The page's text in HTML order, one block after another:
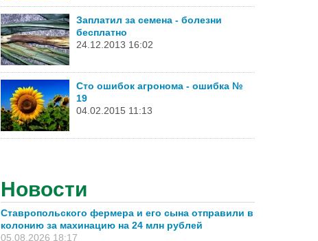
Заплатил за семена - болезни
бесплатно
24.12.2013 16:02
Сто ошибок агронома - ошибка №
19
04.02.2015 11:13
Новости
Ставропольского фермера и его сына отправили в
колонию за махинацию на 24 млн рублей
05.08.2026 18:17